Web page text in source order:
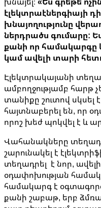
էլեկտրաէներգիայի
խնայողությունը
ներդրածս գումարը:
քանի որ համակարգը
կամ ավելի տարի
Էլեկտրակայանի
ամբողջությամբ հարթ
տանիքը շուտով սկսել
հայտնաբերել են, որ
որոշ խեժ պոկվել է և
Վահանակները
շարունակել է
տեղադրել է նոր,
օդափոխության
համակարգ է
քանի շաբաթ, երբ